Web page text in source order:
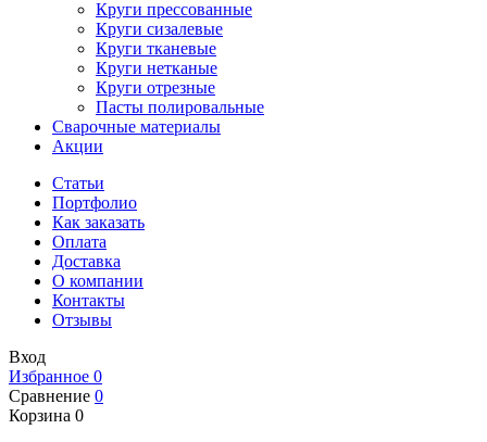
Круги прессованные
Круги сизалевые
Круги тканевые
Круги нетканые
Круги отрезные
Пасты полировальные
Сварочные материалы
Акции
Статьи
Портфолио
Как заказать
Оплата
Доставка
О компании
Контакты
Отзывы
Вход
Избранное 0
Сравнение 0
Корзина 0